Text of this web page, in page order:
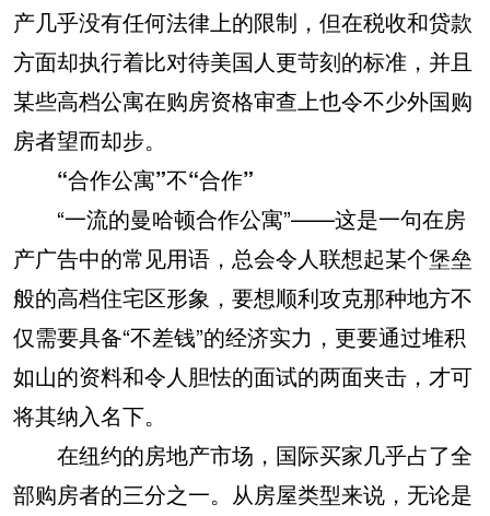
产几乎没有任何法律上的限制，但在税收和贷款
方面却执行着比对待美国人更苛刻的标准，并且
某些高档公寓在购房资格审查上也令不少外国购
房者望而却步。
“合作公寓”不“合作”
“一流的曼哈顿合作公寓”——这是一句在房
产广告中的常见用语，总会令人联想起某个堡垒
般的高档住宅区形象，要想顺利攻克那种地方不
仅需要具备“不差钱”的经济实力，更要通过堆积
如山的资料和令人胆怯的面试的两面夹击，才可
将其纳入名下。
在纽约的房地产市场，国际买家几乎占了全
部购房者的三分之一。从房屋类型来说，无论是